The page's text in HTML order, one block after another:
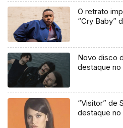
O retrato
“Cry Baby”
Novo disco
destaque no
“Visitor” de
destaque no